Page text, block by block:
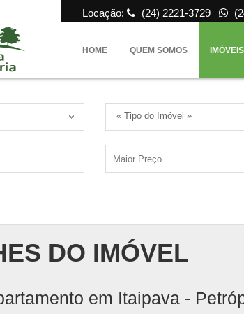
Locação: (24) 2221-3729
HOME QUEM SOMOS IMÓVEIS
« Tipo do Imóvel »
DO IMÓVEL
em Itaipava -